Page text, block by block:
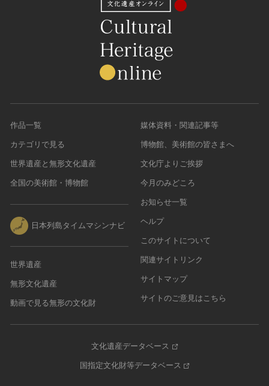
作品一覧
カテゴリで見る
世界遺産と無形文化遺産
全国の美術館・博物館
日本列島タイムマシンナビ
世界遺産
無形文化遺産
動画で見る無形の文化財
媒体資料・関連記事等
博物館、美術館の皆さまへ
文化庁よりご挨拶
今月のみどころ
お知らせ一覧
ヘルプ
このサイトについて
関連サイトリンク
サイトマップ
サイトのご意見はこちら
文化遺産データベース
国指定文化財等データベース